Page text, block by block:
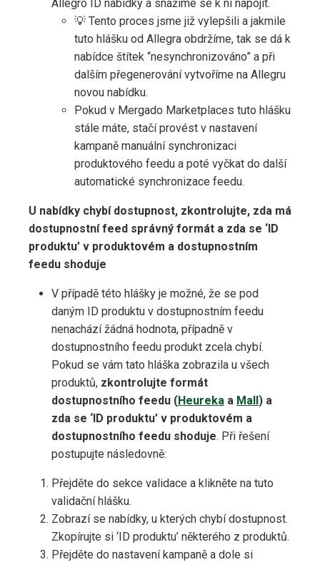
Allegro ID nabídky a snažíme se k ní napojit.
💡 Tento proces jsme již vylepšili a jakmile
tuto hlášku od Allegra obdržíme, tak se dá k
nabídce štítek “nesynchronizováno” a při
dalším přegenerování vytvoříme na Allegru
novou nabídku.
Pokud v Mergado Marketplaces tuto hlášku
stále máte, stačí provést v nastavení
kampaně manuální synchronizaci
produktového feedu a poté vyčkat do další
automatické synchronizace feedu.
U nabídky chybí dostupnost, zkontrolujte, zda má
dostupnostní feed správný formát a zda se ‘ID
produktu’ v produktovém a dostupnostním
feedu shoduje
V případě této hlášky je možné, že se pod
daným ID produktu v dostupnostním feedu
nenachází žádná hodnota, případně v
dostupnostního feedu produkt zcela chybí.
Pokud se vám tato hláška zobrazila u všech
produktů, zkontrolujte formát
dostupnostního feedu (Heureka a Mall ) a
zda se ‘ID produktu’ v produktovém a
dostupnostního feedu shoduje. Při řešení
postupujte následovně:
Přejděte do sekce validace a klikněte na tuto
validační hlášku.
Zobrazí se nabídky, u kterých chybí dostupnost.
Zkopírujte si ‘ID produktu’ některého z produktů.
Přejděte do nastavení kampaně a dole si